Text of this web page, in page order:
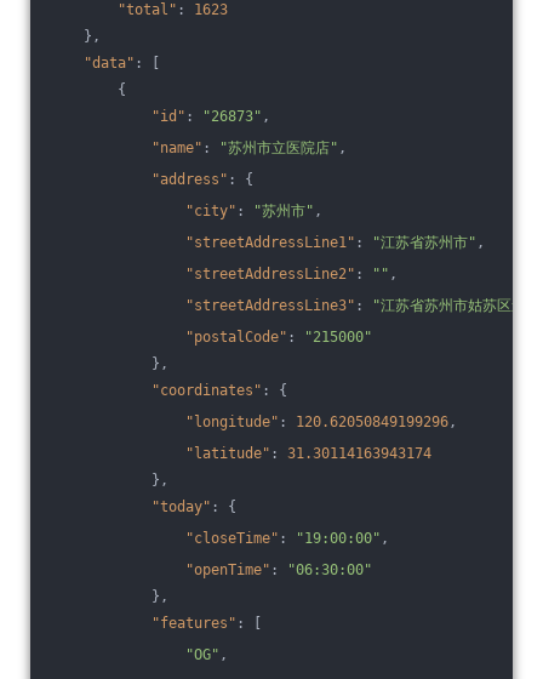
"total" : 1623
},
"data" : [
{
"id" : "26873" ,
"name" : "苏州市立医院店" ,
"address" : {
"city" : "苏州市" ,
"streetAddressLine1" : "江苏省苏州市" ,
"streetAddressLine2" : "" ,
"streetAddressLine3" :
"江苏省苏州市姑苏区道
"postalCode" :
"215000"
},
"coordinates" : {
"longitude" : 120.62050849199296,
"latitude" : 31.30114163943174
},
"today" : {
"closeTime" : "19:00:00" ,
"openTime" :
"06:30:00"
},
"features" : [
"OG" ,